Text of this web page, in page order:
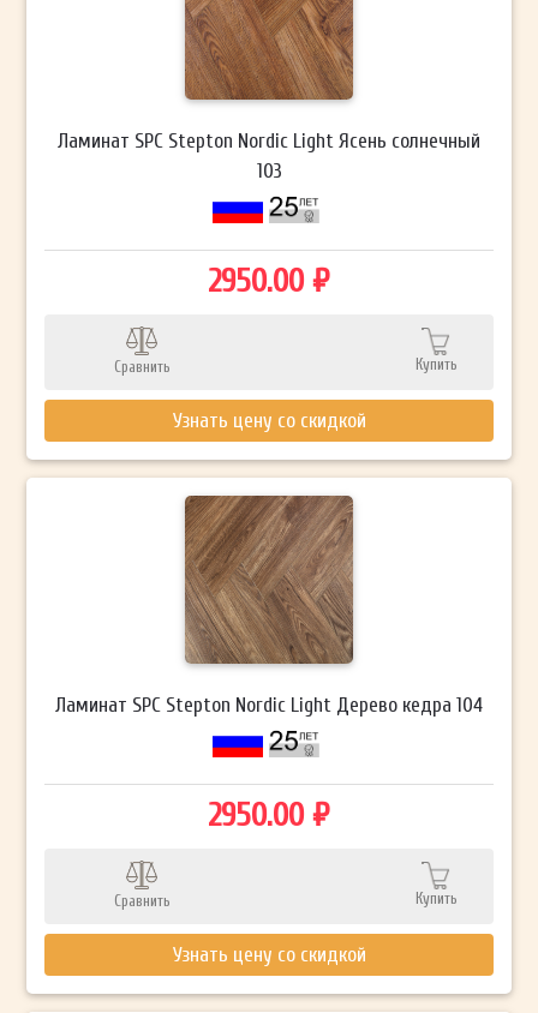
Ламинат SPC Stepton Nordic Light Ясень солнечный
103
2950.00 ₽
Сравнить Купить
Узнать цену со скидкой
Ламинат SPC Stepton Nordic Light Дерево кедра 104
2950.00 ₽
Сравнить Купить
Узнать цену со скидкой